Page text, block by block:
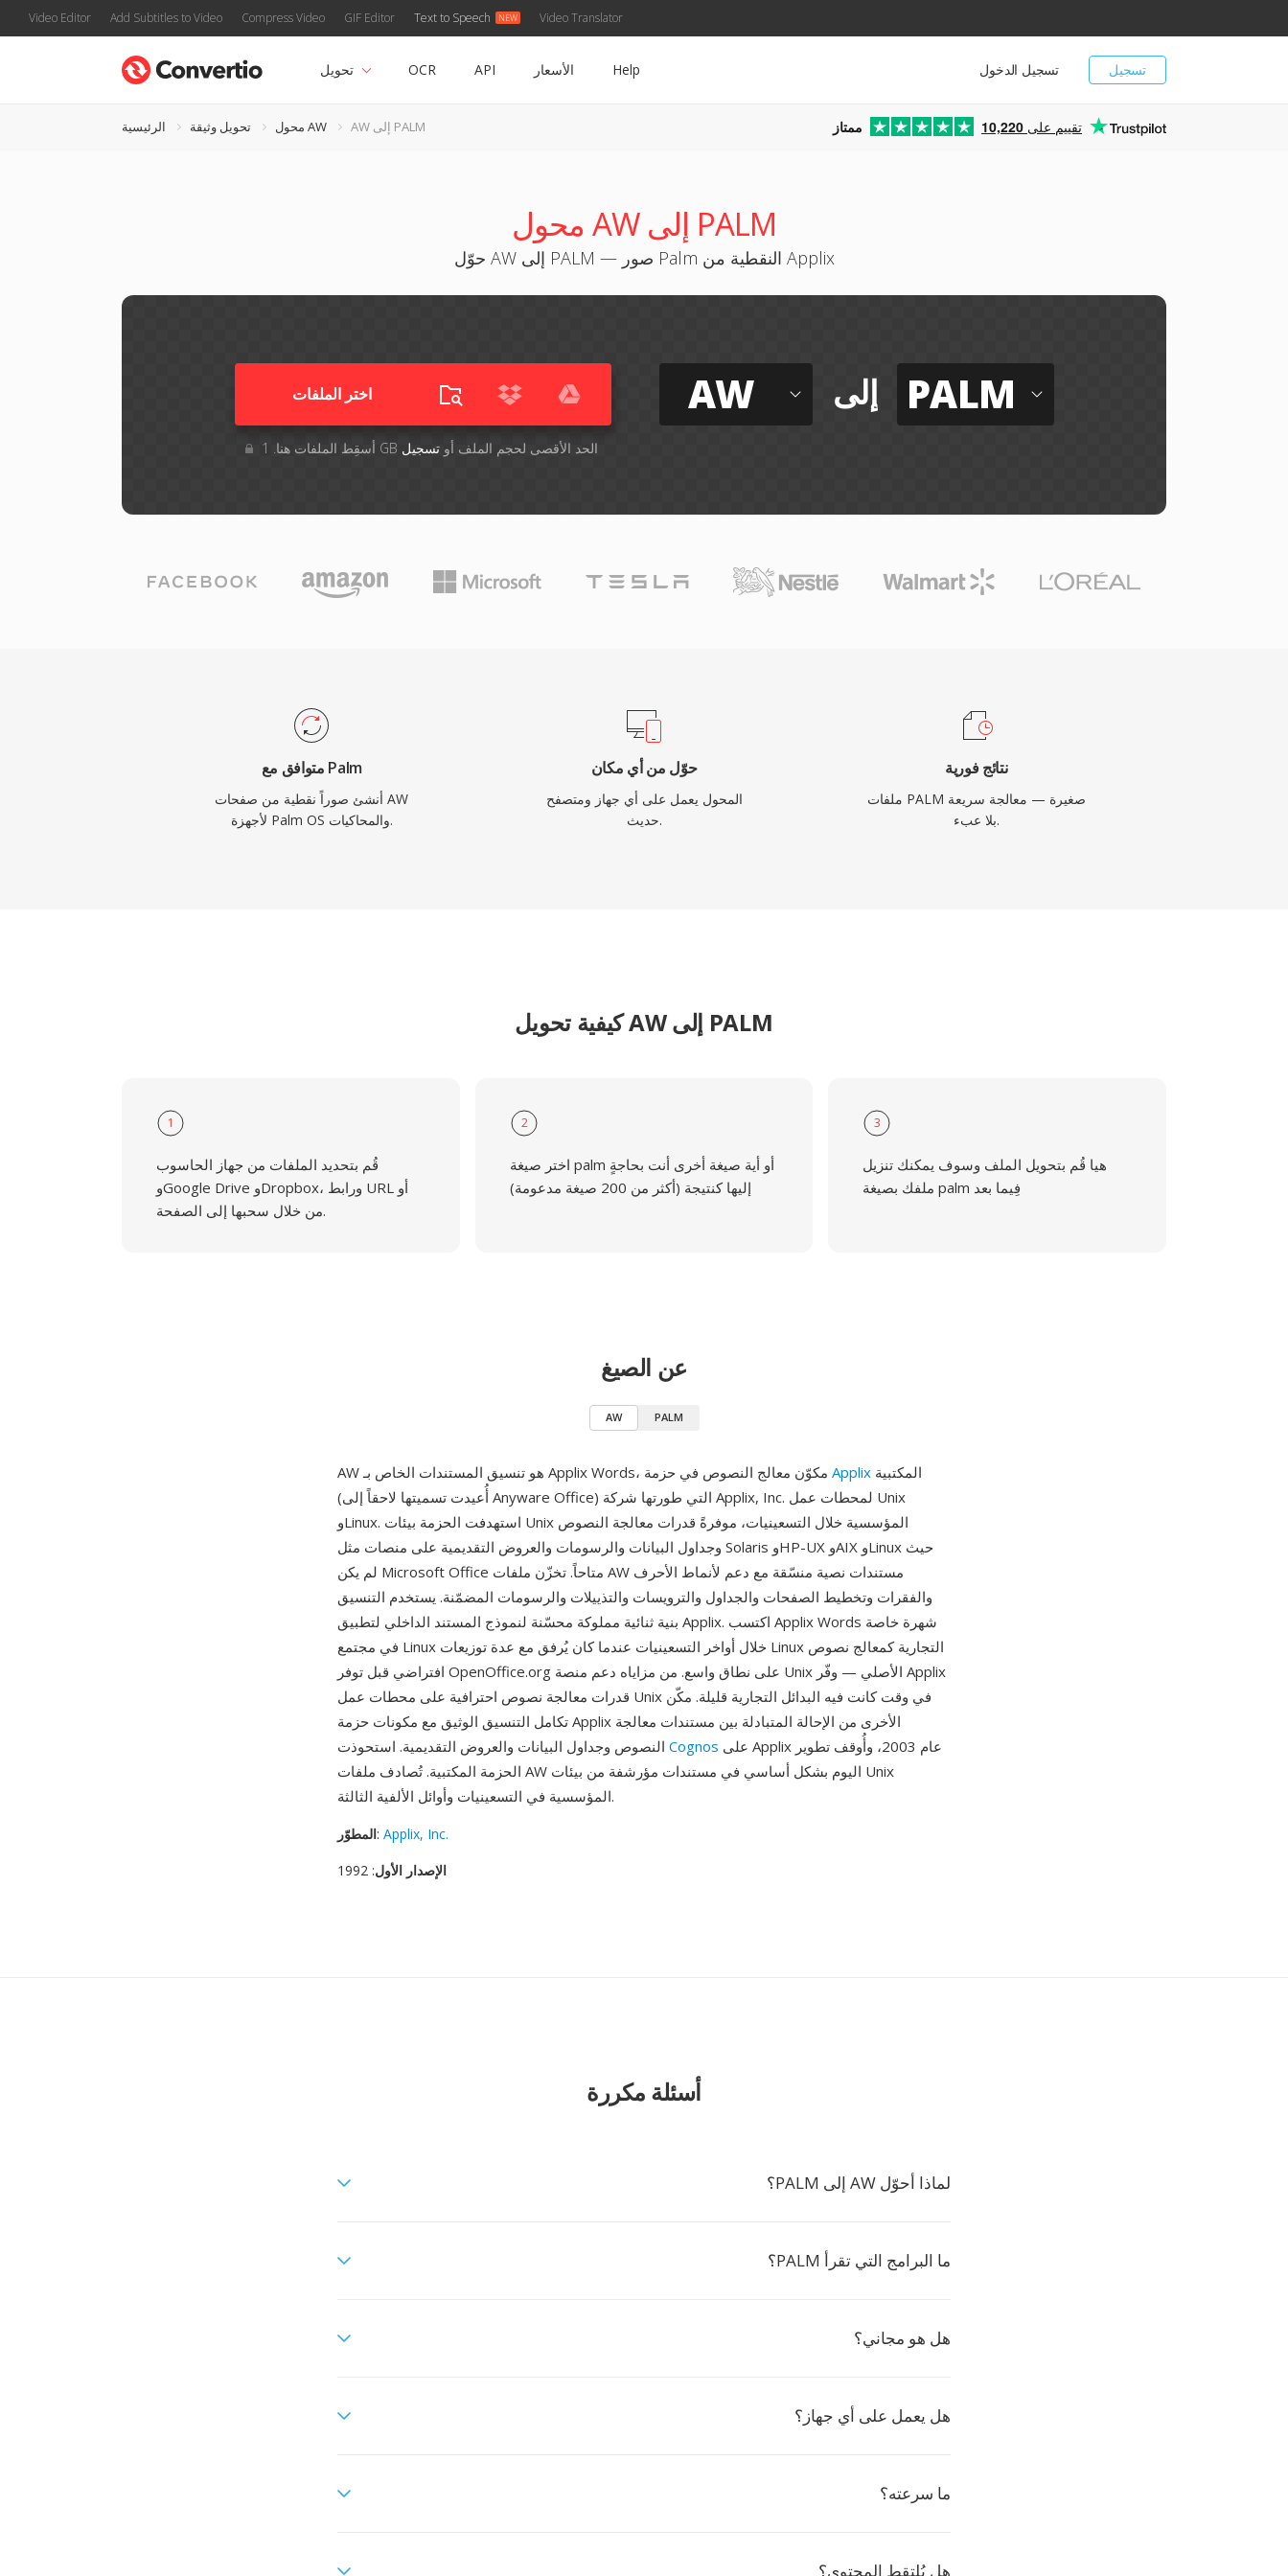
Video Editor Add Subtitles to Video Compress Video GIF Editor Text to Speech Video Translator
تسجيل تسجيل الدخول تحويل OCR API الأسعار Help
الرئيسية تحويل وثيقة محول AW AW إلى PALM ممتاز 10,220 تقييم على
محول AW إلى PALM
حوّل AW إلى PALM — صور Palm النقطية من Applix
اختر الملفات
أسقِط الملفات هنا. 1 GB الحد الأقصى لحجم الملف أوتسجيل
AW إلى PALM
متوافق مع Palm
أنشئ صوراً نقطية من صفحات AW
لأجهزة Palm OS والمحاكيات.
حوّل من أي مكان
المحول يعمل على أي جهاز ومتصفح
حديث.
نتائج فورية
ملفات PALM صغيرة — معالجة سريعة
بلا عبء.
كيفية تحويل AW إلى PALM
1
قُم بتحديد الملفات من جهاز الحاسوب
وGoogle Drive وDropbox، ورابط URL أو
من خلال سحبها إلى الصفحة.
2
اختر صيغة palm أو أية صيغة أخرى أنت بحاجةٍ
إليها كنتيجة (أكثر من 200 صيغة مدعومة)
3
هيا قُم بتحويل الملف وسوف يمكنك تنزيل
ملفك بصيغة palm فِيما بعد
عن الصيغ
AW PALM
Applix
(أُعيدت تسميتها لاحقاً إلى Anyware Office) التي طورتها شركة Applix, Inc. لمحطات عمل Unix
وLinux. استهدفت الحزمة بيئات Unix المؤسسية خلال التسعينيات، موفرةً قدرات معالجة النصوص
وجداول البيانات والرسومات والعروض التقديمية على منصات مثل Solaris وHP-UX وAIX وLinux حيث
لم يكن Microsoft Office متاحاً. تخزّن ملفات AW مستندات نصية منسّقة مع دعم لأنماط الأحرف
والفقرات وتخطيط الصفحات والجداول والترويسات والتذييلات والرسومات المضمّنة. يستخدم التنسيق
بنية ثنائية مملوكة محسّنة لنموذج المستند الداخلي لتطبيق Applix. اكتسب Applix Words شهرة خاصة
في مجتمع Linux خلال أواخر التسعينيات عندما كان يُرفق مع عدة توزيعات Linux التجارية كمعالج نصوص
افتراضي قبل توفر OpenOffice.org على نطاق واسع. من مزاياه دعم منصة Unix الأصلي — وفّر Applix
قدرات معالجة نصوص احترافية على محطات عمل Unix في وقت كانت فيه البدائل التجارية قليلة. مكّن
تكامل التنسيق الوثيق مع مكونات حزمة Applix الأخرى من الإحالة المتبادلة بين مستندات معالجة
Cognos
الحزمة المكتبية. تُصادف ملفات AW اليوم بشكل أساسي في مستندات مؤرشفة من بيئات Unix
المؤسسية في التسعينيات وأوائل الألفية الثالثة.
المطوّر: Applix, Inc.
الإصدار الأول: 1992
أسئلة مكررة
لماذا أحوّل AW إلى PALM؟
ما البرامج التي تقرأ PALM؟
هل هو مجاني؟
هل يعمل على أي جهاز؟
ما سرعته؟
هل يُلتقط المحتوى؟